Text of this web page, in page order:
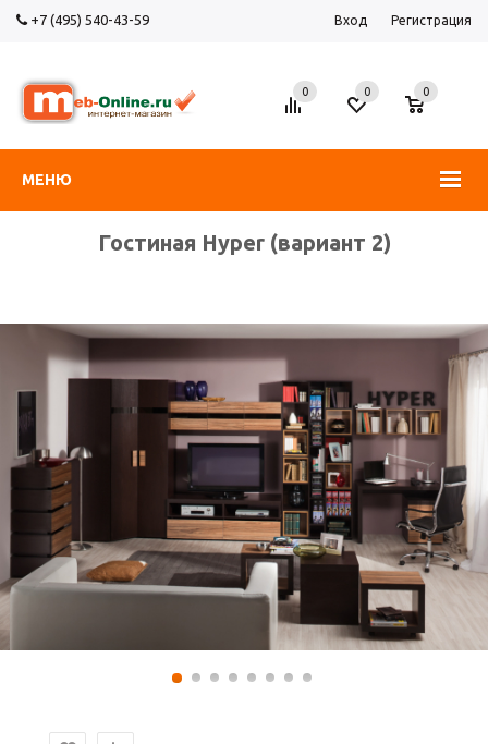
+7 (495) 540-43-59 Вход Регистрация
МЕНЮ
0 0
0
Гостиная Hyper (вариант 2)